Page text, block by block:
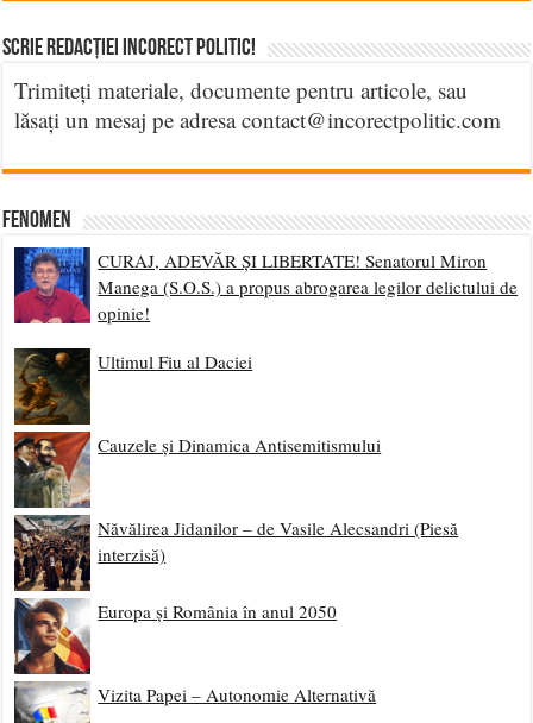
Scrie Redacției Incorect Politic!
Trimiteți materiale, documente pentru articole, sau
lăsați un mesaj pe adresa contact@incorectpolitic.com
Fenomen
CURAJ, ADEVĂR ȘI LIBERTATE! Senatorul Miron
Manega (S.O.S.) a propus abrogarea legilor delictului de
opinie!
Ultimul Fiu al Daciei
Cauzele și Dinamica Antisemitismului
Năvălirea Jidanilor – de Vasile Alecsandri (Piesă
interzisă)
Europa și România în anul 2050
Vizita Papei – Autonomie Alternativă